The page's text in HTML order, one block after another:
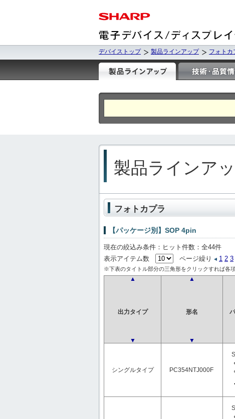
デバイストップ 製品ラインアップ フォトカ
製品ラインア
フォトカプラ
【パッケージ別】SOP 4pin
現在の絞込み条件：ヒット件数：全44件
表示アイテム数
ページ繰り 1 2 3
※下表のタイトル部分の三角形をクリックすれば各
▲ ▲
出力タイプ 形名
▼
▼
シングルタイプ PC354NTJ000F